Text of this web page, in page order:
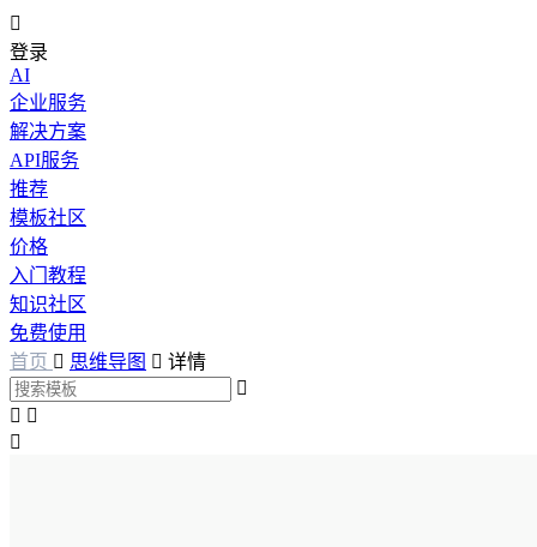

登录
AI
企业服务
解决方案
API服务
推荐
模板社区
价格
入门教程
知识社区
免费使用
首页  思维导图  详情

 
